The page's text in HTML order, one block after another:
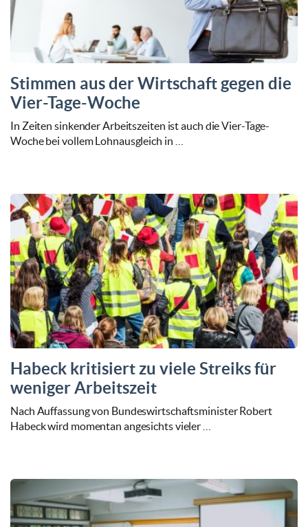
Stimmen aus der Wirtschaft gegen die
Vier-Tage-Woche
In Zeiten sinkender Arbeitszeiten ist auch die Vier-Tage-
Woche bei vollem Lohnausgleich in …
Habeck kritisiert zu viele Streiks für
weniger Arbeitszeit
Nach Auffassung von Bundeswirtschaftsminister Robert
Habeck wird momentan angesichts vieler …